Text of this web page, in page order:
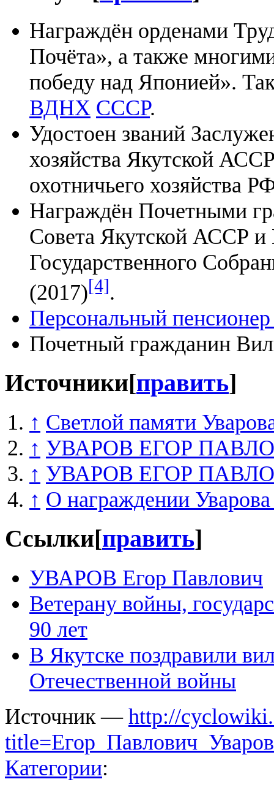
Награждён орденами
Почёта», а также
победу над Японией».
ВДНХ СССР.
Удостоен званий
хозяйства Якутской
охотничьего хозяйства
Награждён Почетными
Совета Якутской АССР и
Государственного
(2017)[4].
Персональный
Почетный гражданин
Источники[править]
↑ Светлой памяти
↑ УВАРОВ ЕГОР
↑ УВАРОВ ЕГОР
↑ О награждении
Ссылки[править]
УВАРОВ Егор Павлович
Ветерану войны,
90 лет
В Якутске поздравили
Отечественной войны
Источник — http://
Категории: